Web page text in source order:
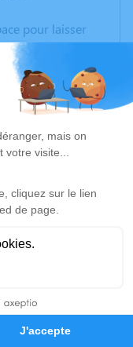
Hommages
pour laisser
souvenirs, une
des
un lieu
de Roger
est
de Reims